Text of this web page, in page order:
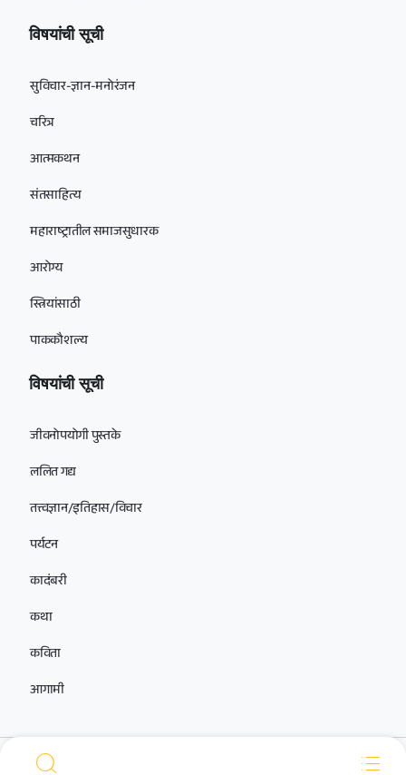
विषयांची सूची
सुविचार-ज्ञान-मनोरंजन
चरित्र
आत्मकथन
संतसाहित्य
महाराष्ट्रातील समाजसुधारक
आरोग्य
स्त्रियांसाठी
पाककौशल्य
विषयांची सूची
जीवनोपयोगी पुस्तके
ललित गद्य
तत्त्वज्ञान/इतिहास/विचार
पर्यटन
कादंबरी
कथा
कविता
आगामी
आमच्यासोबत सोशल मीडियावर जोडलेले राहा